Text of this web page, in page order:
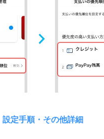
設定手順・その他詳細